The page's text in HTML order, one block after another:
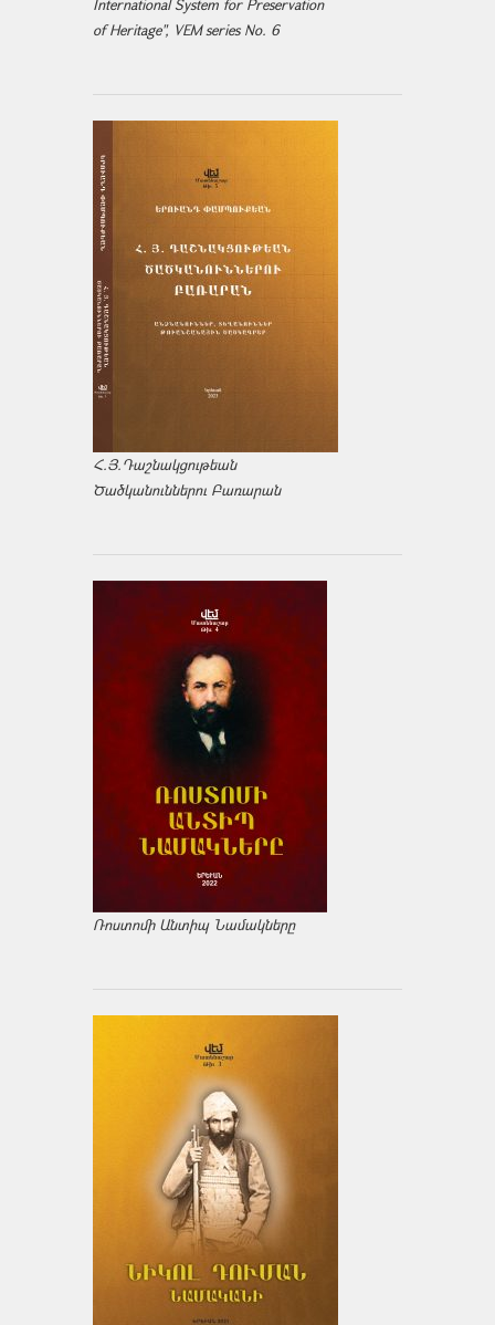
International System for Preservation
of Heritage", VEM series No. 6
Հ.Յ.Դաշնակցութեան
Ծածկանուններու Բառարան
Ռոստոմի Անտիպ Նամակները